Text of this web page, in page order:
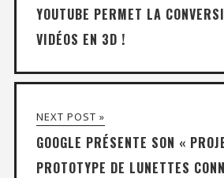
YOUTUBE PERMET LA
VIDÉOS EN 3D !
NEXT POST »
GOOGLE PRÉSENTE SON «
PROTOTYPE DE LUNETTES